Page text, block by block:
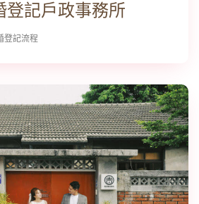
登記戶政事務所
登記流程